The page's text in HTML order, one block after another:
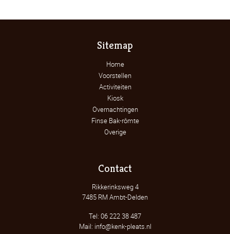
Sitemap
Home
Voorstellen
Activiteiten
Kiosk
Overnachtingen
Finse Bak-rômte
Overige
Contact
Rikkerinksweg 4
7485 RM Ambt-Delden
Tel: 06 222 38 487
Mail: info@kenk-pleats.nl